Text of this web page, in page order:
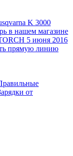
K 3000
в нашем магазине
5 июня 2016
прямую линию
от